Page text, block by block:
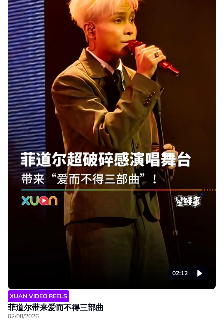
02:12
XUAN VIDEO REELS
菲道尔带来爱而不得三部曲
02/08/2026